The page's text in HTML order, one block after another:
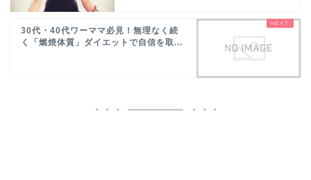
30代・40代ワーママ必見！無理なく続
く「燃焼体質」ダイエットで自信を取...